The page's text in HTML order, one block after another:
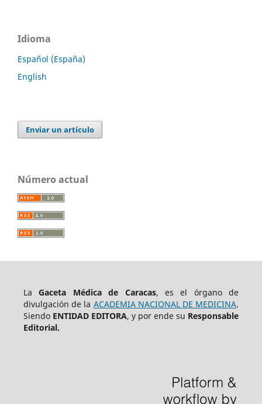
Idioma
Español (España)
English
Enviar un artículo
Número actual
LaGaceta Médica de Caracas, es el órgano de
divulgación de la ACADEMIA NACIONAL DE MEDICINA.
Siendo ENTIDAD EDITORA, y por ende su Responsable
Editorial.